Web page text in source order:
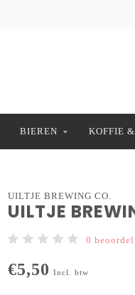
BIEREN KOFFIE
UILTJE BREWING CO.
UILTJE
0
€5,50 Incl. btw